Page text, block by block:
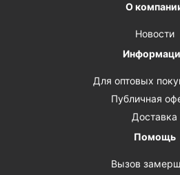
О
Новости
Для оптовых
Публичная
Доставка
Помощь
Вызов